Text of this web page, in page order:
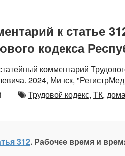
к статье
кодекса
комментарий
2024, Минск,
Автор
Трудовой кодекс, ТК,
312. Рабочее время и